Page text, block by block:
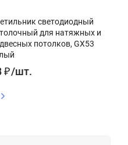
светодиодный
для натяжных и
потолков, GX53
₽/шт.